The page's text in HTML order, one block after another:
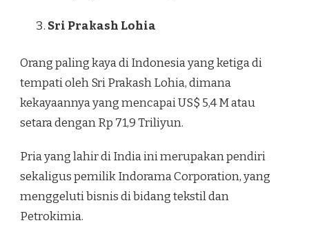
Sri Prakash Lohia
Orang paling kaya di Indonesia yang ketiga di
tempati oleh Sri Prakash Lohia, dimana
kekayaannya yang mencapai US$ 5,4 M atau
setara dengan Rp 71,9 Triliyun.
Pria yang lahir di India ini merupakan pendiri
sekaligus pemilik Indorama Corporation, yang
menggeluti bisnis di bidang tekstil dan
Petrokimia.